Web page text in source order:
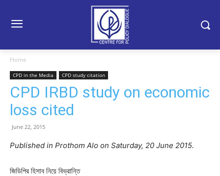
Home
CPD in the Media CPD study citation
CPD IRBD study on economic
loss cited
June 22, 2015
Published in Prothom Alo on Saturday, 20 June 2015.
জিডিপির হিসাব নিয়ে বিভ্রান্তি